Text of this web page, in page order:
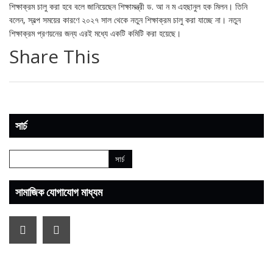
শিক্ষাক্রম চালু করা হবে বলে জানিয়েছেন শিক্ষামন্ত্রী ড. আ ন ম এহছানুল হক মিলন। তিনি
বলেন, স্বল্প সময়ের কারণে ২০২৭ সাল থেকে নতুন শিক্ষাক্রম চালু করা যাচ্ছে না। নতুন
শিক্ষাক্রম প্রণয়নের জন্য এরই মধ্যে একটি কমিটি করা হয়েছে।
Share This
সার্চ
সামাজিক যোগাযোগ মাধ্যম